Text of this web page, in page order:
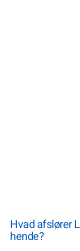
Hvad afslører
hende?